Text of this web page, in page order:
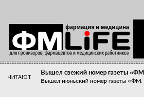
ЧИТАЮТ
Вышел свежий номер газеты
Вышел июньский номер газеты «ФМ.